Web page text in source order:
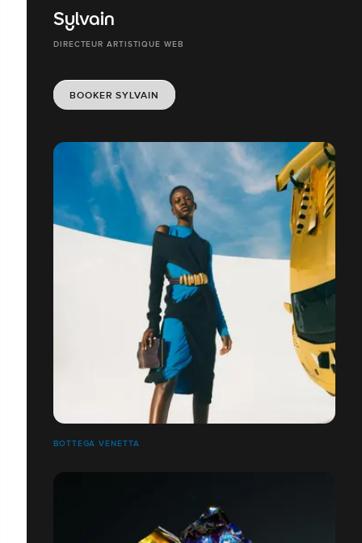
Sylvain
DIRECTEUR ARTISTIQUE WEB
BOOKER SYLVAIN
BOTTEGA VENETTA